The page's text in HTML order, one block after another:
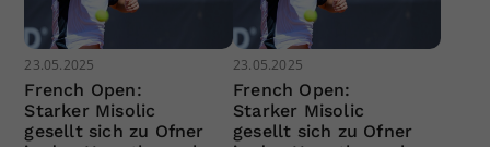
23.05.2025
French Open:
Starker Misolic
gesellt sich zu Ofner
23.05.2025
French Open:
Starker Misolic
gesellt sich zu Ofner